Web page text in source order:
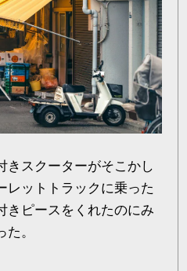
きスクーターがそこかし
レットトラックに乗った
きピースをくれたのにみ
。